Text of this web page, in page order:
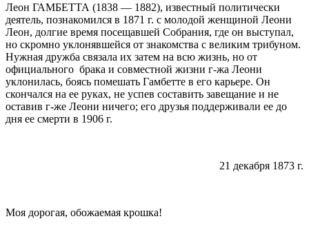
Леон ГАМБЕТТА (1838 — 1882), извест­ный политически
деятель, познакомился в 1871 г. с молодой женщиной Леони
Леон, долгие время посещавшей Собрания, где он выступал,
но скромно уклонявшейся от зна­комства с великим трибуном.
Нужная дружба связала их затем на всю жизнь, но от
официального брака и совместной жизни г-жа Леони
уклонилась, боясь помешать Гамбетте в его карьере. Он
скончался на ее руках, не успев составить завещание и не
оставив г-же Леони ничего; его друзья под­держивали ее до
дня ее смерти в 1906 г.
21 декабря 1873 г.
Моя дорогая, обожаемая крошка!